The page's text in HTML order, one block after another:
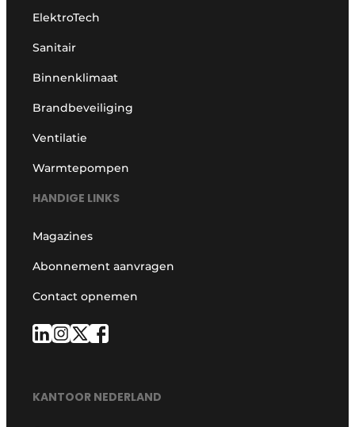
ElektroTech
Sanitair
Binnenklimaat
Brandbeveiliging
Ventilatie
Warmtepompen
HANDIGE LINKS
Magazines
Abonnement aanvragen
Contact opnemen
KANTOOR NEDERLAND